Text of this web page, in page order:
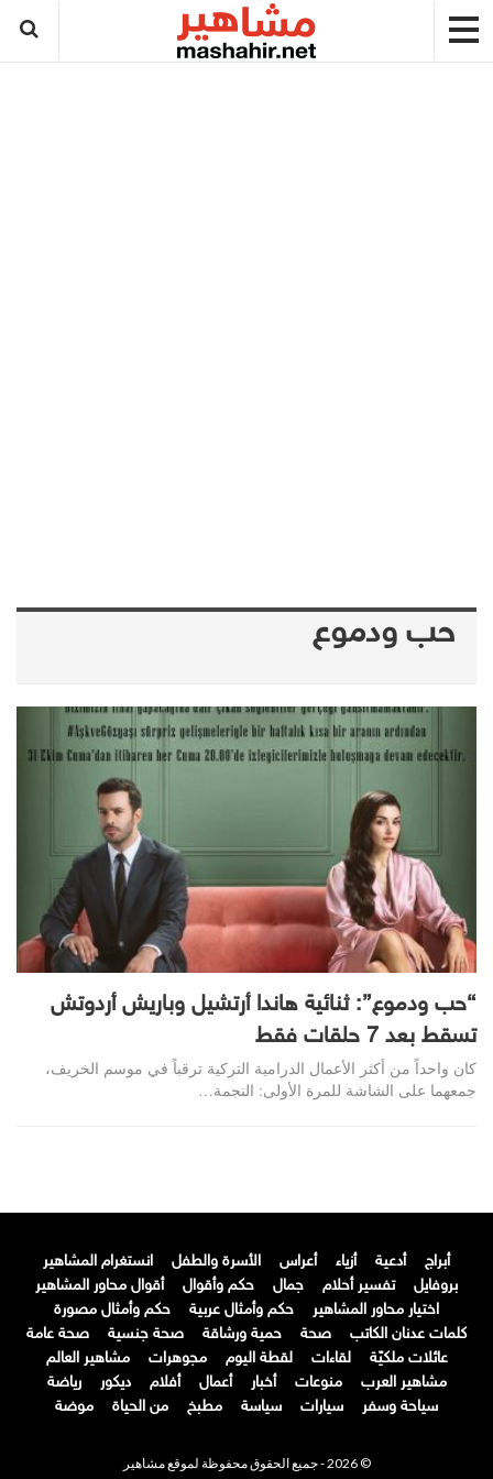
حب ودموع
“حب ودموع”: ثنائية هاندا أرتشيل وباريش أردوتش
تسقط بعد 7 حلقات فقط
كان واحداً من أكثر الأعمال الدرامية التركية ترقباً في موسم الخريف،
جمعهما على الشاشة للمرة الأولى: النجمة…
أبراج أدعية أزياء أعراس الأسرة والطفل
انستغرام المشاهير
بروفايل
تفسير أحلام جمال حكم وأقوال
أقوال محاور المشاهير
اختيار محاور المشاهير
حكم وأمثال عربية
حكم وأمثال مصورة
كلمات عدنان الكاتب
صحة حمية ورشاقة صحة جنسية
صحة عامة
عائلات ملكيّة
لقاءات لقطة اليوم مجوهرات
مشاهير العالم
مشاهير العرب
منوعات أخبار أعمال أفلام ديكور
رياضة
سياحة وسفر
سيارات سياسة مطبخ من الحياة موضة
© 2026 - جميع الحقوق محفوظة لموقع مشاهير